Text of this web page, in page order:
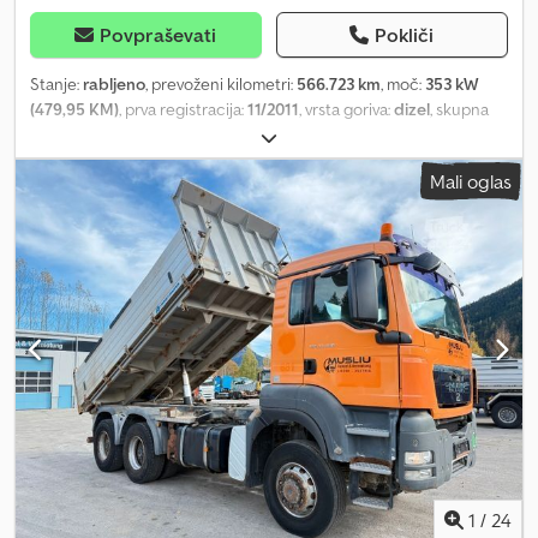
Povpraševati Pokliči
Stanje: rabljeno, prevoženi kilometri: 566.723 km, moč: 353 kW
(479,95 KM), prva registracija:11/2011, vrsta goriva:dizel, skupna
, konfiguracija osi:
rumena, vrsta prenosa:samodejen, emisijski razred:Euro 5,
dolžina tovornega prostora:
7.200 mm
, širina tovornega prostora:
2.500 mm , višina nakladalnega prostora: 2.350 mm, Leto izdelave:
2011
, Oprema:ABS, elektronski program stabilnosti (ESP), filter
saj, klimatska naprava, parkirni grelec, * MAN TGS 35.480 8x4-4
BL * Peleti, krma, žita * Vozilo za sesanje, tlačenje in kipanje *
Hidravlična + kompresorska naprava * Skupna masa 32.000 kg *
Nosilnost 17.945 kg * Dimenzije D: 7.300 mm V: 2.350 mm * Retarder
* Leto izdelave 2011 * Euro 5 EEV * Kilometri 5.566.723 * Klimatska
naprava * WMA92SZZ5CL063650 * Nova cena 450.000 € neto *
Delovni čas: pon-pet 07:30-12:00 13:00-18:00, sobota 07:30-17:00 *
E-pošta: * Tel/Whatsapp/Viber: Alexandar Ilic * Tel/Whatsapp/Viber
Angleško: Mladen Ilic Codpfx Aksxzwd Tjcerf
Mali oglas
1 / 24